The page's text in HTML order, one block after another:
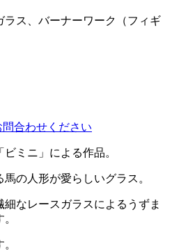
ラス、バーナーワーク（フィギ
合わせください
ミニ」による作品。
の人形が愛らしいグラス。
なレースガラスによるうずま